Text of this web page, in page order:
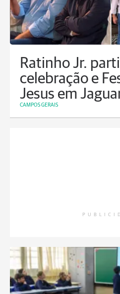
Ratinho Jr.
celebração e
Jesus em
CAMPOS GERAIS